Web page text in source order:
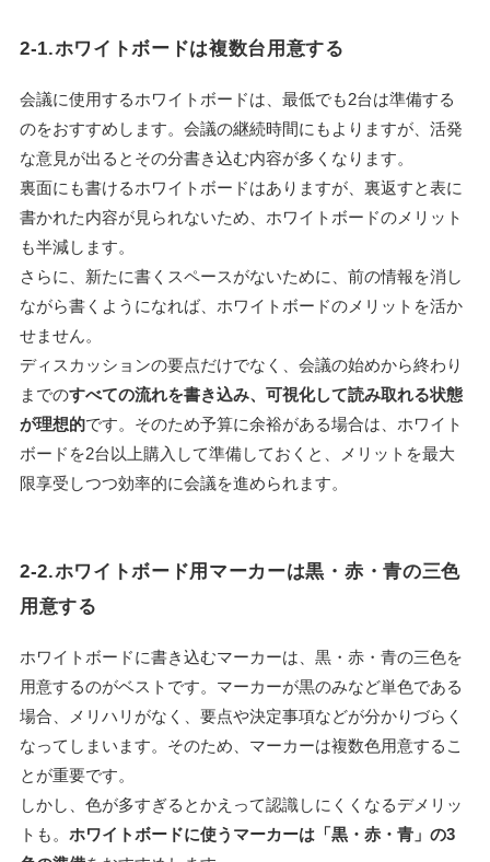
2-1.ホワイトボードは複数台用意する
会議に使用するホワイトボードは、最低でも2台は準備する
のをおすすめします。会議の継続時間にもよりますが、活発
な意見が出るとその分書き込む内容が多くなります。
裏面にも書けるホワイトボードはありますが、裏返すと表に
書かれた内容が見られないため、ホワイトボードのメリット
も半減します。
さらに、新たに書くスペースがないために、前の情報を消し
ながら書くようになれば、ホワイトボードのメリットを活か
せません。
ディスカッションの要点だけでなく、会議の始めから終わり
までのすべての流れを書き込み、可視化して読み取れる状態
が理想的です。そのため予算に余裕がある場合は、ホワイト
ボードを2台以上購入して準備しておくと、メリットを最大
限享受しつつ効率的に会議を進められます。
2-2.ホワイトボード用マーカーは黒・赤・青の三色
用意する
ホワイトボードに書き込むマーカーは、黒・赤・青の三色を
用意するのがベストです。マーカーが黒のみなど単色である
場合、メリハリがなく、要点や決定事項などが分かりづらく
なってしまいます。そのため、マーカーは複数色用意するこ
とが重要です。
しかし、色が多すぎるとかえって認識しにくくなるデメリッ
トも。 ホワイトボードに使うマーカーは「黒・赤・青」の3